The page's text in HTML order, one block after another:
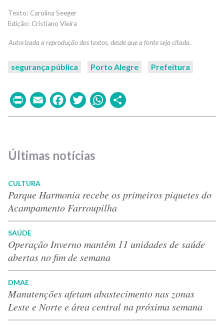
Carolina Seeger
Cristiano Vieira
segurança pública Porto Alegre Prefeitura
PrintEmailFacebook
TwitterWhatsApp
Últimas notícias
CULTURA
Parque Harmonia recebe os primeiros piquetes do
Acampamento Farroupilha
SAÚDE
Operação Inverno mantém 11 unidades de saúde
abertas no fim de semana
DMAE
Manutenções afetam abastecimento nas zonas
Leste e Norte e área central na próxima semana